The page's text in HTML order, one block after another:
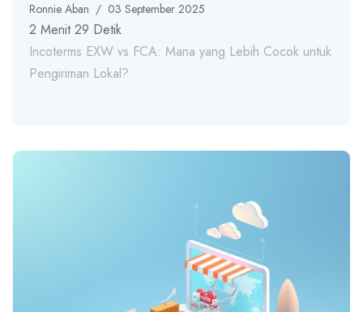
Ronnie Aban / 03 September 2025
2 Menit 29 Detik
Incoterms EXW vs FCA: Mana yang Lebih Cocok untuk
Pengiriman Lokal?